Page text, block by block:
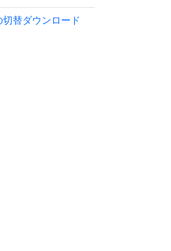
切替ダウンロード